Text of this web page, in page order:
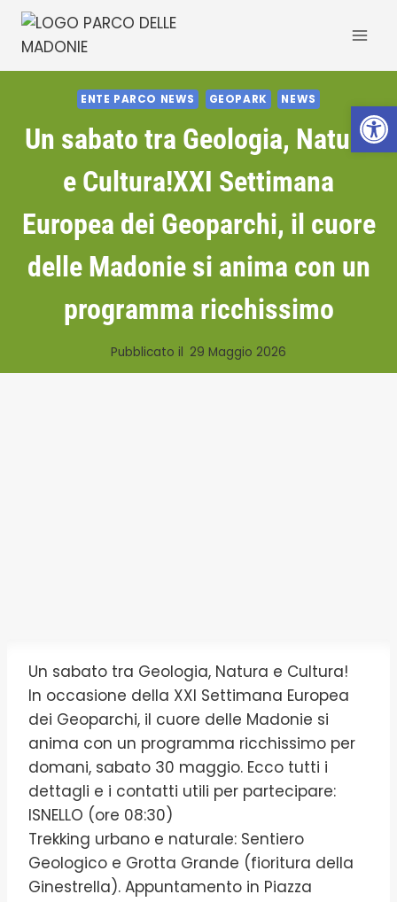
Apri
Salta
contenuto
ENTE PARCO NEWS GEOPARK NEWS
Un sabato tra Geologia, Natura
e Cultura!XXI Settimana
Europea dei Geoparchi, il cuore
delle Madonie si anima con un
programma ricchissimo
Pubblicato il 29 Maggio 2026
Un sabato tra Geologia, Natura e Cultura!
In occasione della XXI Settimana Europea
dei Geoparchi, il cuore delle Madonie si
anima con un programma ricchissimo per
domani, sabato 30 maggio. Ecco tutti i
dettagli e i contatti utili per partecipare:
ISNELLO (ore 08:30)
Trekking urbano e naturale: Sentiero
Geologico e Grotta Grande (fioritura della
Ginestrella). Appuntamento in Piazza